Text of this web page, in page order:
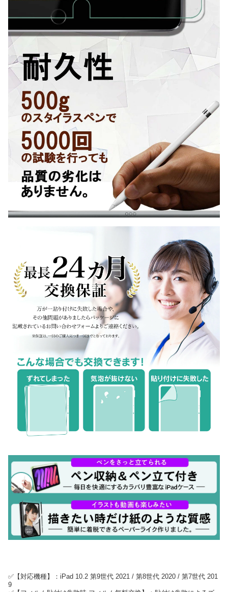
✅【対応機種】：iPad 10.2 第9世代 2021 / 第8世代 2020 / 第7世代 201
9